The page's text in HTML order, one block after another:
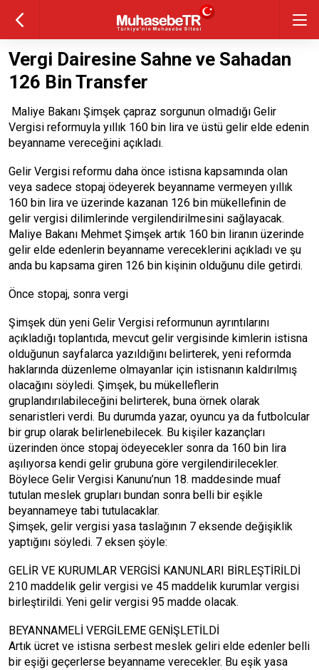
Vergi Dairesine Sahne ve Sahadan
126 Bin Transfer
Maliye Bakanı Şimşek çapraz sorgunun olmadığı Gelir
Vergisi reformuyla yıllık 160 bin lira ve üstü gelir elde edenin
beyanname vereceğini açıkladı.
Gelir Vergisi reformu daha önce istisna kapsamında olan
veya sadece stopaj ödeyerek beyanname vermeyen yıllık
160 bin lira ve üzerinde kazanan 126 bin mükellefinin de
gelir vergisi dilimlerinde vergilendirilmesini sağlayacak.
Maliye Bakanı Mehmet Şimşek artık 160 bin liranın üzerinde
gelir elde edenlerin beyanname vereceklerini açıkladı ve şu
anda bu kapsama giren 126 bin kişinin olduğunu dile getirdi.
Önce stopaj, sonra vergi
Şimşek dün yeni Gelir Vergisi reformunun ayrıntılarını
açıkladığı toplantıda, mevcut gelir vergisinde kimlerin istisna
olduğunun sayfalarca yazıldığını belirterek, yeni reformda
haklarında düzenleme olmayanlar için istisnanın kaldırılmış
olacağını söyledi. Şimşek, bu mükelleflerin
gruplandırılabileceğini belirterek, buna örnek olarak
senaristleri verdi. Bu durumda yazar, oyuncu ya da futbolcular
bir grup olarak belirlenebilecek. Bu kişiler kazançları
üzerinden önce stopaj ödeyecekler sonra da 160 bin lira
aşılıyorsa kendi gelir grubuna göre vergilendirilecekler.
Böylece Gelir Vergisi Kanunu’nun 18. maddesinde muaf
tutulan meslek grupları bundan sonra belli bir eşikle
beyannameye tabi tutulacaklar.
Şimşek, gelir vergisi yasa taslağının 7 eksende değişiklik
yaptığını söyledi. 7 eksen şöyle:
GELİR VE KURUMLAR VERGİSİ KANUNLARI BİRLEŞTİRİLDİ
210 maddelik gelir vergisi ve 45 maddelik kurumlar vergisi
birleştirildi. Yeni gelir vergisi 95 madde olacak.
BEYANNAMELİ VERGİLEME GENİŞLETİLDİ
Artık ücret ve istisna serbest meslek geliri elde edenler belli
bir eşiği geçerlerse beyanname verecekler. Bu eşik yasa